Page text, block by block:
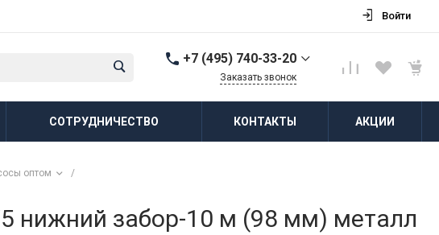
Войти
+7 (495) 740-33-20
г. Балашиха, д.
Заказать звонок
СОТРУДНИЧЕСТВО КОНТАКТЫ АКЦИИ
оптом
/
нижний забор-10 м (98 мм) металл